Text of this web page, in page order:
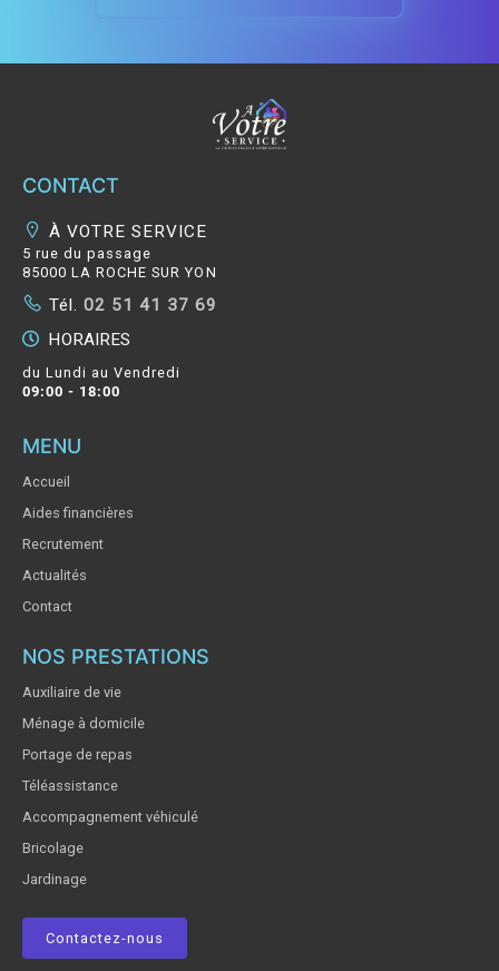
CONTACT
À VOTRE SERVICE
5 rue du passage
85000 LA ROCHE SUR YON
Tél. 02 51 41 37 69
HORAIRES
du Lundi au Vendredi
09:00 - 18:00
MENU
Accueil
Aides financières
Recrutement
Actualités
Contact
NOS PRESTATIONS
Auxiliaire de vie
Ménage à domicile
Portage de repas
Téléassistance
Accompagnement véhiculé
Bricolage
Jardinage
Contactez-nous